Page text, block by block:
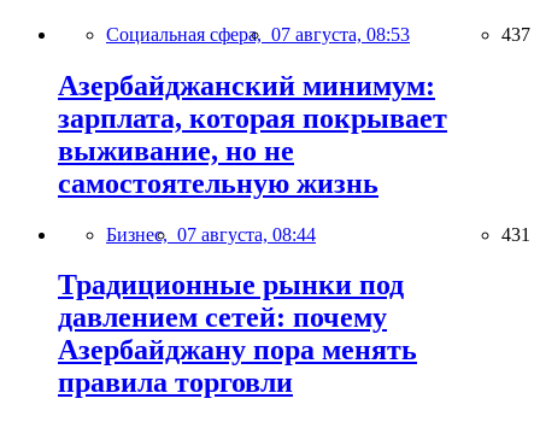
Социальная сфера, 07 августа, 08:53 437
Азербайджанский минимум:
зарплата, которая покрывает
выживание, но не
самостоятельную жизнь
Бизнес, 07 августа, 08:44 431
Традиционные рынки под
давлением сетей: почему
Азербайджану пора менять
правила торговли